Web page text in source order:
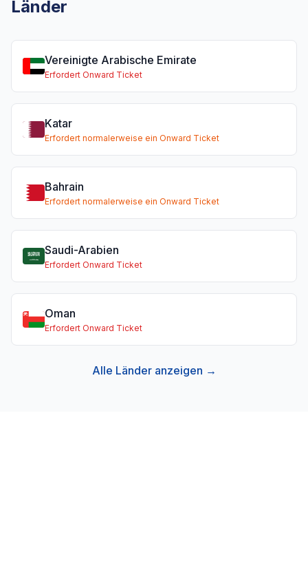
Länder
Vereinigte Arabische Emirate
Erfordert Onward Ticket
Katar
Erfordert normalerweise ein Onward Ticket
Bahrain
Erfordert normalerweise ein Onward Ticket
Saudi-Arabien
Erfordert Onward Ticket
Oman
Erfordert Onward Ticket
Alle Länder anzeigen →